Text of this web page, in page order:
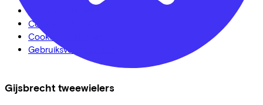
Gijsbrecht tweewielers
Cookie statement
Cookie instellingen
Gebruiksvoorwaarden